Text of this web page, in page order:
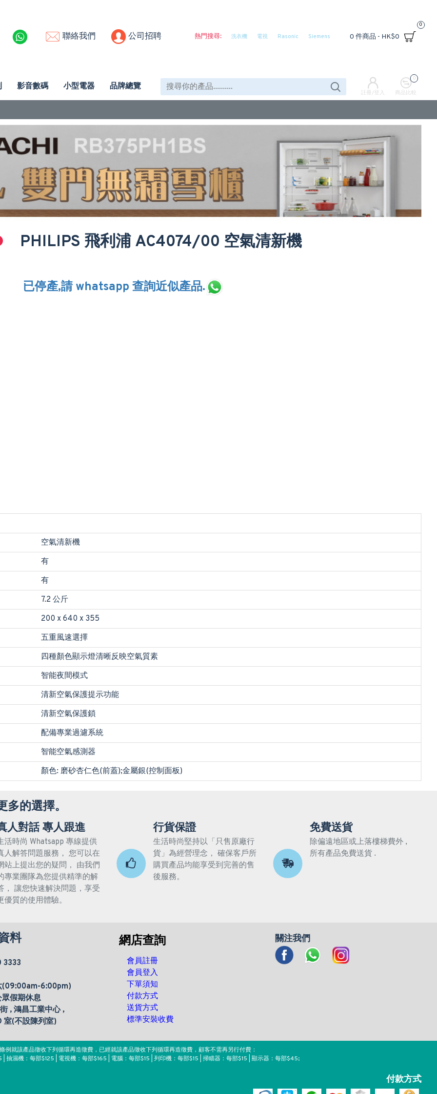
聯絡我們 公司招聘 熱門搜尋: 洗衣機 電視 Rasonic Siemens 0 件商品 - HK$0
0
影音數碼 小型電器 品牌總覽
註冊/登入 商品比較
0
PHILIPS 飛利浦 AC4074/00 空氣清新機
已停產,請 whatsapp 查詢近似產品.
空氣清新機
有
有
7.2 公斤
200 x 640 x 355
五重風速選擇
四種顏色顯示燈清晰反映空氣質素
智能夜間模式
清新空氣保護提示功能
清新空氣保護鎖
配備專業過濾系統
智能空氣感測器
顏色: 磨砂杏仁色(前蓋);金屬銀(控制面板)
的選擇。
人對話 專人跟進
活時尚 Whatsapp 專線提供
人解答問題服務， 您可以在
站上提出您的疑問， 由我們
專業團隊為您提供精準的解
， 讓您快速解決問題，享受
優質的使用體驗。
行貨保證
生活時尚堅持以「只售原廠行
貨」為經營理念， 確保客戶所
購買產品均能享受到完善的售
後服務。
免費送貨
除偏遠地區或上落樓梯費外 ,
所有產品免費送貨 .
料
3333
(09:00am-6:00pm)
假期休息
, 鴻昌工業中心 ,
室(不設陳列室)
網店查詢
會員註冊
會員登入
下單須知
付款方式
送貨方式
標準安裝收費
關注我們
就該產品徵收下列循環再造徵費，已經就該產品徵收下列循環再造徵費，顧客不需再另行付費：
抽濕機：每部$125 | 電視機：每部$165 | 電腦：每部$15 | 列印機：每部$15 | 掃瞄器：每部$15 | 顯示器：每部$45;
付款方式